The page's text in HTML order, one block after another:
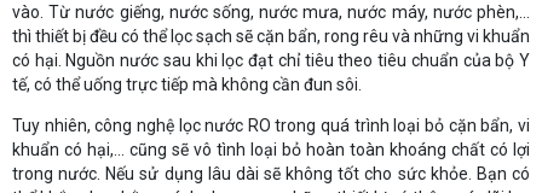
vào. Từ nước giếng, nước sống, nước mưa, nước máy, nước phèn,...
thì thiết bị đều có thể lọc sạch sẽ cặn bẩn, rong rêu và những vi khuẩn
có hại. Nguồn nước sau khi lọc đạt chỉ tiêu theo tiêu chuẩn của bộ Y
tế, có thể uống trực tiếp mà không cần đun sôi.
Tuy nhiên, công nghệ lọc nước RO trong quá trình loại bỏ cặn bẩn, vi
khuẩn có hại,... cũng sẽ vô tình loại bỏ hoàn toàn khoáng chất có lợi
trong nước. Nếu sử dụng lâu dài sẽ không tốt cho sức khỏe. Bạn có